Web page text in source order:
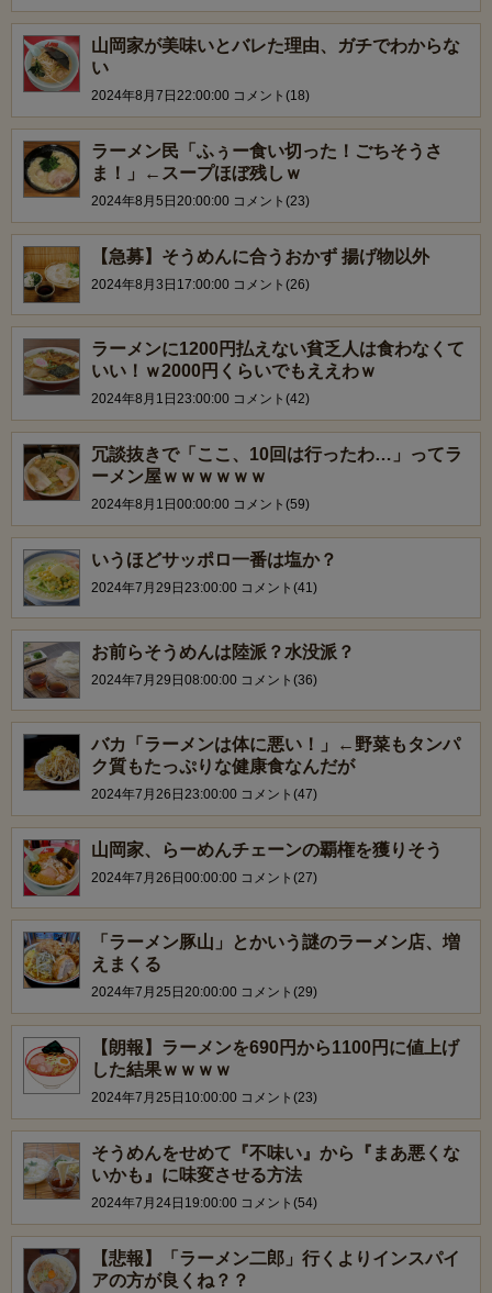
山岡家が美味いとバレた理由、ガチでわからな
い
2024年8月7日22:00:00 コメント(18)
ラーメン民「ふぅー食い切った！ごちそうさ
ま！」←スープほぼ残しｗ
2024年8月5日20:00:00 コメント(23)
【急募】そうめんに合うおかず 揚げ物以外
2024年8月3日17:00:00 コメント(26)
ラーメンに1200円払えない貧乏人は食わなくて
いい！ｗ2000円くらいでもええわｗ
2024年8月1日23:00:00 コメント(42)
冗談抜きで「ここ、10回は行ったわ…」ってラ
ーメン屋ｗｗｗｗｗｗ
2024年8月1日00:00:00 コメント(59)
いうほどサッポロ一番は塩か？
2024年7月29日23:00:00 コメント(41)
お前らそうめんは陸派？水没派？
2024年7月29日08:00:00 コメント(36)
バカ「ラーメンは体に悪い！」←野菜もタンパ
ク質もたっぷりな健康食なんだが
2024年7月26日23:00:00 コメント(47)
山岡家、らーめんチェーンの覇権を獲りそう
2024年7月26日00:00:00 コメント(27)
「ラーメン豚山」とかいう謎のラーメン店、増
えまくる
2024年7月25日20:00:00 コメント(29)
【朗報】ラーメンを690円から1100円に値上げ
した結果ｗｗｗｗ
2024年7月25日10:00:00 コメント(23)
そうめんをせめて『不味い』から『まあ悪くな
いかも』に味変させる方法
2024年7月24日19:00:00 コメント(54)
【悲報】「ラーメン二郎」行くよりインスパイ
アの方が良くね？？